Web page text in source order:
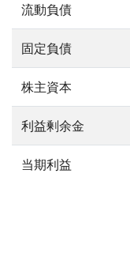
流動負債
固定負債
株主資本
利益剰余金
当期利益